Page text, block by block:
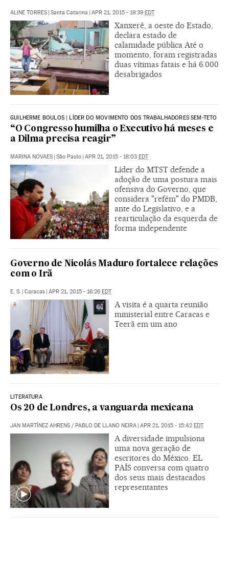
ALINE TORRES | Santa Catarina | APR 21, 2015 - 19:39 EDT
Xanxerê, a oeste do Estado,
declara estado de
calamidade pública Até o
momento, foram registradas
duas vítimas fatais e há 6.000
desabrigados
GUILHERME BOULOS | LÍDER DO MOVIMENTO DOS TRABALHADORES SEM-TETO
“O Congresso humilha o Executivo há meses e
a Dilma precisa reagir”
MARINA NOVAES | São Paulo | APR 21, 2015 - 18:03 EDT
Líder do MTST defende a
adoção de uma postura mais
ofensiva do Governo, que
considera "refém" do PMDB,
ante do Legislativo, e a
rearticulação da esquerda de
forma independente
Governo de Nicolás Maduro fortalece relações
com o Irã
E. S. | Caracas | APR 21, 2015 - 16:26 EDT
A visita é a quarta reunião
ministerial entre Caracas e
Teerã em um ano
LITERATURA
Os 20 de Londres, a vanguarda mexicana
JAN MARTÍNEZ AHRENS / PABLO DE LLANO NEIRA | APR 21, 2015 - 15:42 EDT
A diversidade impulsiona
uma nova geração de
escritores do México. EL
PAÍS conversa com quatro
dos seus mais destacados
representantes